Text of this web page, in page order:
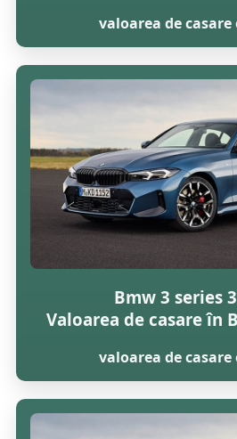
valoarea de casare
Bmw 3 series
Valoarea de casare în
valoarea de casare